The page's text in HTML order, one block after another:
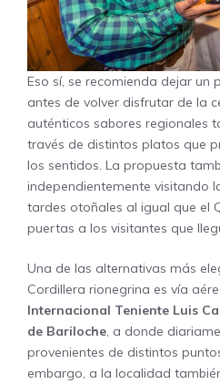
Eso sí, se recomienda dejar un
antes de volver disfrutar de la
auténticos sabores regionales
través de distintos platos que
los sentidos. La propuesta
independientemente visitando
tardes otoñales al igual que el
puertas a los visitantes que
Una de las alternativas más
Cordillera rionegrina es vía
Internacional Teniente Luis
de Bariloche, a donde
provenientes de distintos
embargo, a la localidad